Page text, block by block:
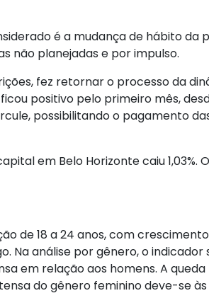
é a mudança de hábito da
não planejadas e por impulso.
fez retornar o processo da
positivo pelo primeiro mês,
possibilitando o pagamento
em Belo Horizonte caiu 1,03%.
de 18 a 24 anos, com crescimento
Na análise por gênero, o
em relação aos homens. A queda
do gênero feminino deve-se